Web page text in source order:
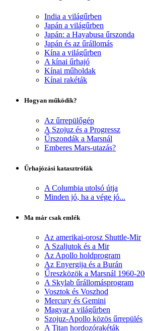
India a világűrben
Japán a világűrben
Japán: a Hayabusa űrszonda
Japán és az űrállomás
Kína a világűrben
A kínai űrhajó
Kínai műholdak
Kínai rakéták
Hogyan működik?
Az űrrepülőgép
A Szojuz és a Progressz
Űrszondák a Marsnál
Emberes Mars-utazás?
Űrhajózási katasztrófák
A Columbia utolsó útja
Minden jó, ha a vége jó...
Ma már csak emlék
Az amerikai-orosz Shuttle-Mir
A Szaljutok és a Mir
Az Apollo holdprogram
Az Enyergija és a Burán
Űreszközök a Marsnál 1960-
A Skylab űrállomásprogram
Vosztok és Voszhod
Mercury és Gemini
Magyar a világűrben
Szojuz-Apollo közös űrrepülés
A Titan hordozórakéták